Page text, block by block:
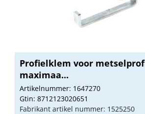
Profielklem voor
maximaa...
Artikelnummer: 1647270
Gtin: 8712123020651
Fabrikant artikel nummer: 1525250